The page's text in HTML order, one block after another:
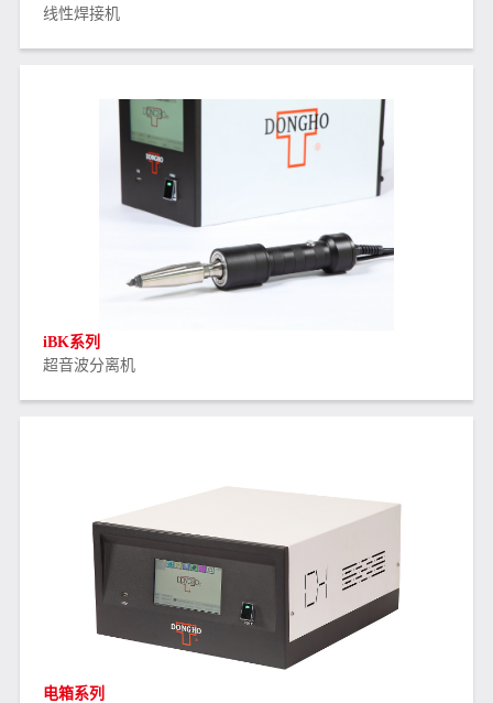
线性焊接机
iBK系列
超音波分离机
电箱系列